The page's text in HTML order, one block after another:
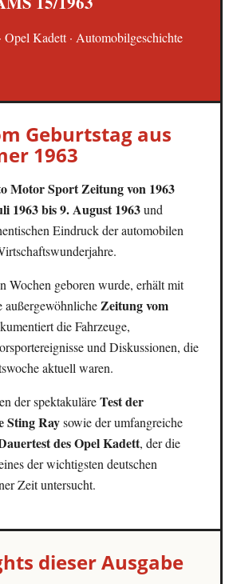
Opel Kadett · Automobilgeschichte
Geburtstag aus
1963
Motor Sport Zeitung von 1963
1963 bis 9. August 1963und
Eindruck der automobilen
Wochen geboren wurde, erhält mit
außergewöhnlicheZeitung vom
die Fahrzeuge,
und Diskussionen, die
aktuell waren.
der spektakuläreTest der
Sting Raysowie der umfangreiche
des Opel Kadett, der die
der wichtigsten deutschen
Zeit untersucht.
dieser Ausgabe